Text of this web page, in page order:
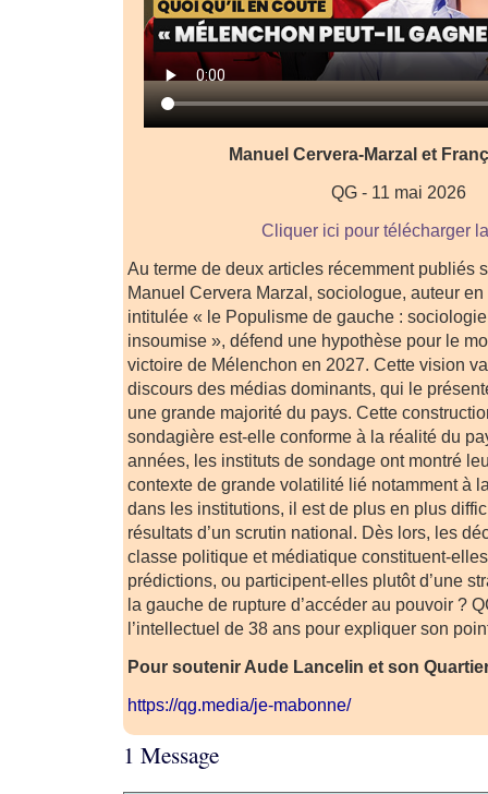
Manuel Cervera-Marzal et
QG - 11 mai 2026
Cliquer ici pour télécharger
Au terme de deux articles récemment publiés
Manuel Cervera Marzal, sociologue, auteur en
intitulée « le Populisme de gauche :
insoumise », défend une hypothèse pour le
victoire de Mélenchon en 2027. Cette vision
discours des médias dominants, qui le
une grande majorité du pays. Cette
sondagière est-elle conforme à la réalité du
années, les instituts de sondage ont montré
contexte de grande volatilité lié notamment à
dans les institutions, il est de plus en plus
résultats d’un scrutin national. Dès lors, les
classe politique et médiatique constituent-
prédictions, ou participent-elles plutôt d’une
la gauche de rupture d’accéder au pouvoir ?
l’intellectuel de 38 ans pour expliquer son
Pour soutenir Aude Lancelin et son
https://qg.media/je-mabonne/
1 Message